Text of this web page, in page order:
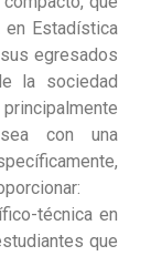
en Estadística
egresados
la sociedad
con una
técnica en
que